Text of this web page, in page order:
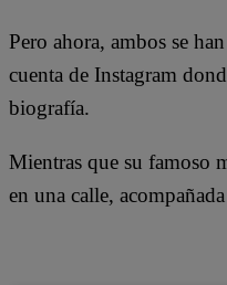
Pero ahora, ambos se
cuenta de Instagram
biografía.
Mientras que su famoso
en una calle,